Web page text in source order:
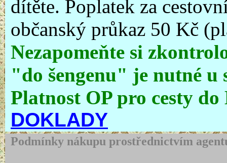
dítěte. Poplatek za
občanský průkaz 50 Kč
Nezapomeňte si
"do šengenu" je nutné
Platnost OP pro cesty
DOKLADY
Podmínky nákupu prostřednictvím